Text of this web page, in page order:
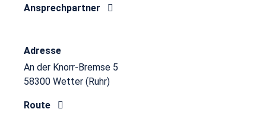
Ansprechpartner
Adresse
An der Knorr-Bremse 5
58300 Wetter (Ruhr)
Route